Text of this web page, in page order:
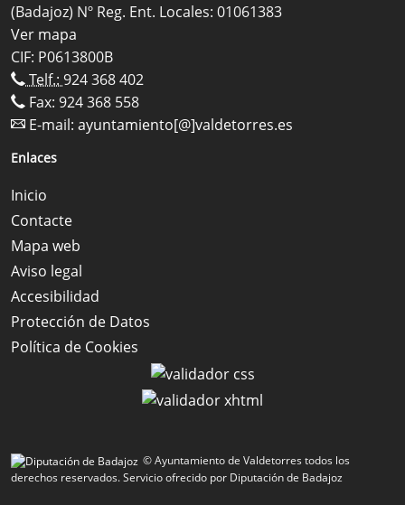
(Badajoz) Nº Reg. Ent. Locales: 01061383
Ver mapa
CIF: P0613800B
Telf.: 924 368 402
Fax: 924 368 558
E-mail: ayuntamiento[@]valdetorres.es
Enlaces
Inicio
Contacte
Mapa web
Aviso legal
Accesibilidad
Protección de Datos
Política de Cookies
© Ayuntamiento de Valdetorres todos los
derechos reservados.Servicio ofrecido por Diputación de Badajoz